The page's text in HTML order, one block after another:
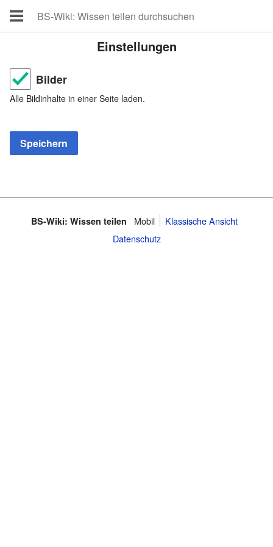
Einstellungen
Bilder
Alle Bildinhalte in einer Seite laden.
BS-Wiki: Wissen teilen Mobil
Klassische Ansicht
Datenschutz